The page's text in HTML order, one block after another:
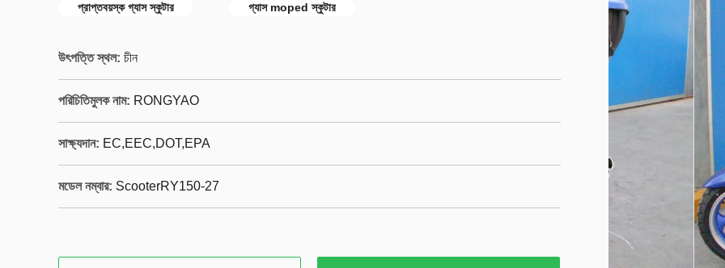
প্রাপ্তবয়স্ক গ্যাস স্কুটার গ্যাস moped স্কুটার
উৎপত্তি স্থল: চীন
পরিচিতিমুলক নাম: RONGYAO
সাক্ষ্যদান: EC,EEC,DOT,EPA
মডেল নম্বার: ScooterRY150-27